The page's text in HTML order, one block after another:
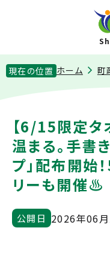
現在の位置 ホーム 町
【6/15限定タ
温まる。手書
プ」配布開始
リーも開催♨️
公開日 2026年06